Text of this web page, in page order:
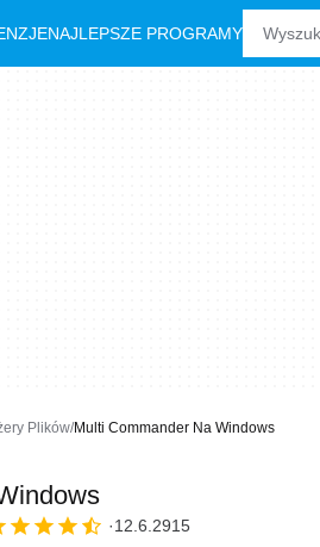
NAJLEPSZE PROGRAMY
Plików Multi Commander Na Windows
12.6.2915